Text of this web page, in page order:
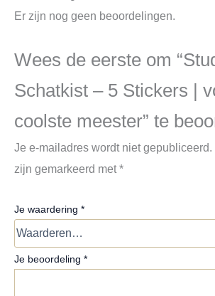
Er zijn nog geen beoordelingen.
Wees de eerste om
Schatkist – 5 Stickers |
coolste meester” te
Je e-mailadres wordt niet gepubliceerd.
zijn gemarkeerd met*
Je waardering *
Je beoordeling *